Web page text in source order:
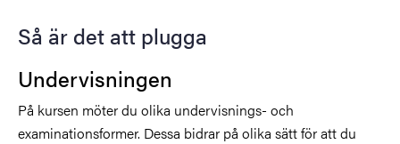
Så är det att plugga
Undervisningen
På kursen möter du olika undervisnings- och
examinationsformer. Dessa bidrar på olika sätt för att du